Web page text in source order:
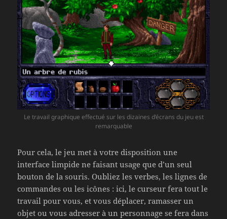
Le travail graphique effectué sur les dizaines d’écrans du jeu est
remarquable
Pour cela, le jeu met à votre disposition une
interface limpide ne faisant usage que d’un seul
bouton de la souris. Oubliez les verbes, les lignes de
commandes ou les icônes : ici, le curseur fera tout le
travail pour vous, et vous déplacer, ramasser un
objet ou vous adresser à un personnage se fera dans